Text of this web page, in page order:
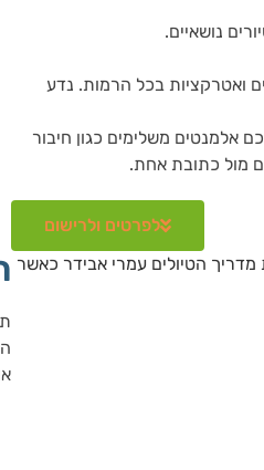
ואטרקציות בכל הרמות. נדע
אלמנטים משלימים כגון חיבור
מול כתובת אחת.
לפרטים ולרישום